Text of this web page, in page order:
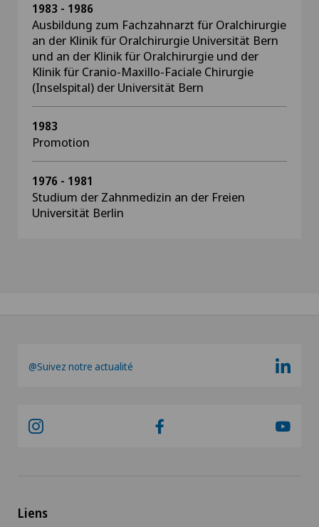
1983 - 1986
Ausbildung zum Fachzahnarzt für Oralchirurgie
an der Klinik für Oralchirurgie Universität Bern
und an der Klinik für Oralchirurgie und der
Klinik für Cranio-Maxillo-Faciale Chirurgie
(Inselspital) der Universität Bern
1983
Promotion
1976 - 1981
Studium der Zahnmedizin an der Freien
Universität Berlin
@Suivez notre actualité
Liens